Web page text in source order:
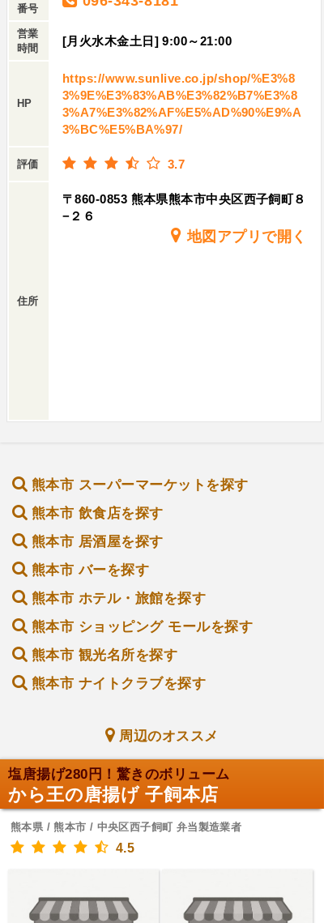
番号
営業
時間
[月火水木金土日] 9:00～21:00
HP
https://www.sunlive.co.jp/shop/%E3%8
3%9E%E3%83%AB%E3%82%B7%E3%8
3%A7%E3%82%AF%E5%AD%90%E9%A
3%BC%E5%BA%97/
評価 3.7
住所
〒860-0853 熊本県熊本市中央区西子飼町８
−２６
地図アプリで開く
熊本市 スーパーマーケットを探す
熊本市 飲食店を探す
熊本市 居酒屋を探す
熊本市 バーを探す
熊本市 ホテル・旅館を探す
熊本市 ショッピング モールを探す
熊本市 観光名所を探す
熊本市 ナイトクラブを探す
周辺のオススメ
塩唐揚げ280円！驚きのボリューム
から王の唐揚げ 子飼本店
熊本県 / 熊本市 / 中央区西子飼町 弁当製造業者
4.5